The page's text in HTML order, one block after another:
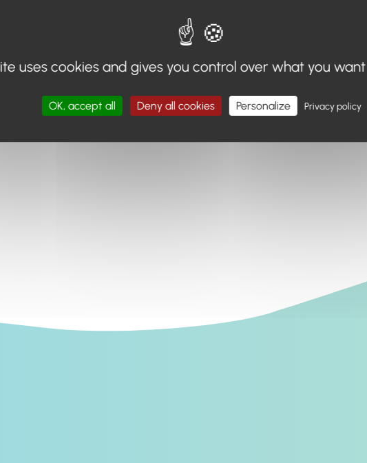
le moteur de recherche en haut de page, ou à utiliser le menu
Retour à l'accueil
uses cookies and gives you control over what you
OK, accept all Deny all cookies Personalize Privacy policy